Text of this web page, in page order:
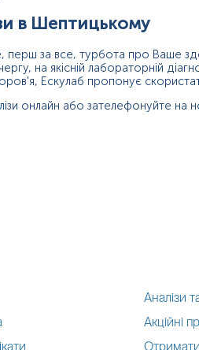
в Шептицькому
за все, турбота про Ваше
на якісній лабораторній
Ескулаб пропонує
онлайн або зателефонуйте на
Аналізи
Акційні